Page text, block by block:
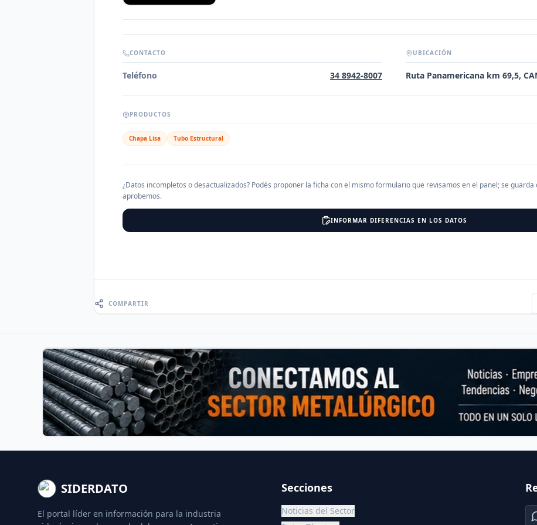
CONTACTO
Teléfono 34 8942-8007
UBICACIÓN
Ruta Panamericana km 69,5,
PRODUCTOS
Chapa Lisa Tubo Estructural
¿Datos incompletos o desactualizados? Podés proponer la ficha con el mismo formulario que revisamos en el panel; se guarda
aprobemos.
INFORMAR DIFERENCIAS EN LOS DATOS
COMPARTIR
SIDERDATO
El portal líder en información para la industria
Secciones
Noticias del Sector